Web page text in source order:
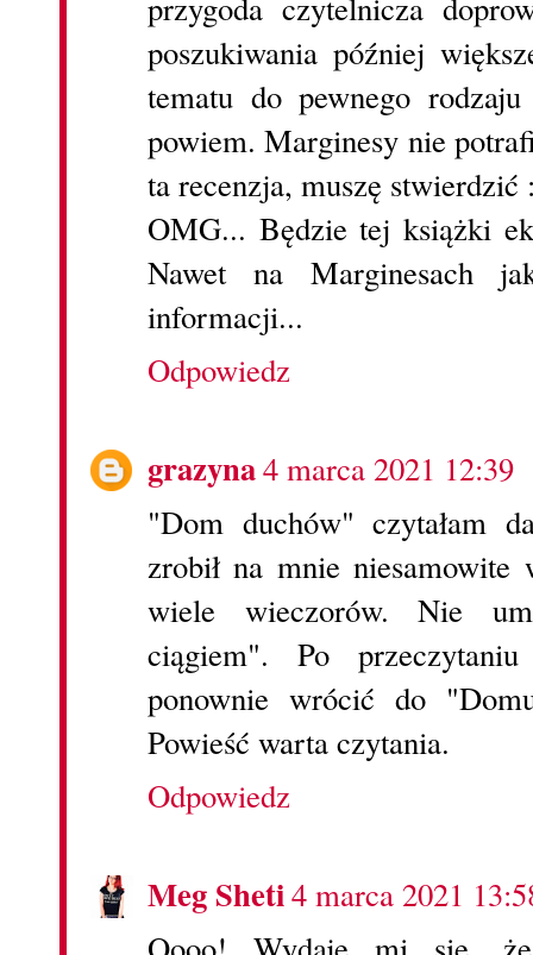
przygoda czytelnicza
poszukiwania później
tematu do pewnego
powiem. Marginesy nie
ta recenzja, muszę stwierdzić
OMG... Będzie tej książki
Nawet na Marginesach
informacji...
Odpowiedz
grazyna4 marca 2021 12:39
"Dom duchów" czytałam
zrobił na mnie niesamowite
wiele wieczorów. Nie
ciągiem". Po
ponownie wrócić do
Powieść warta czytania.
Odpowiedz
Meg Sheti4 marca 2021